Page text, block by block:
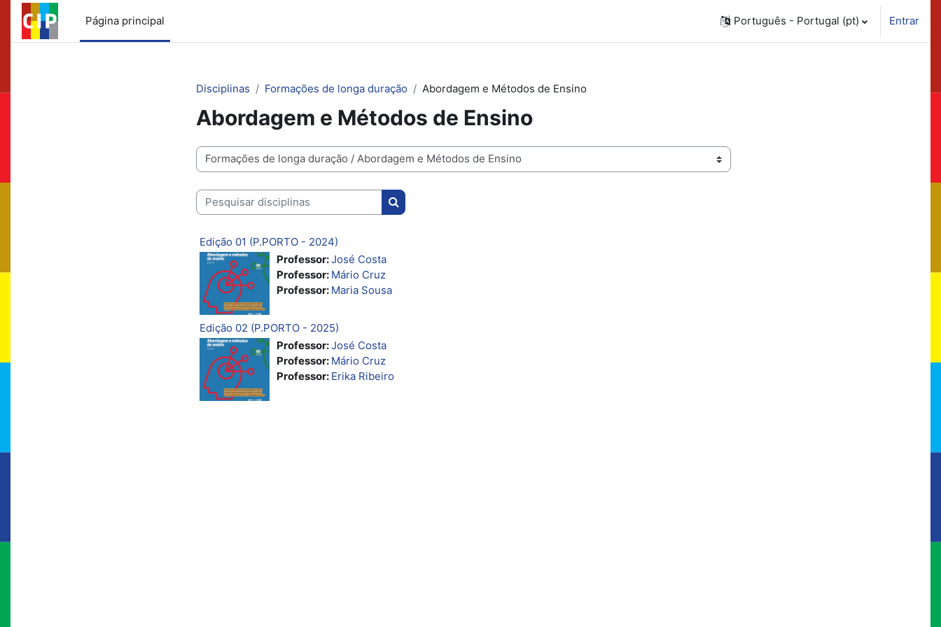
Ir para o conteúdo principal
Página principal
Português - Portugal ‎(pt)‎ Entrar
Disciplinas Formações de longa duração Abordagem e Métodos de Ensino
Abordagem e Métodos de Ensino
Categorias de disciplinas
Pesquisar disciplinas
Pesquisar disciplinas
Edição 01 (P.PORTO - 2024)
Professor:José Costa
Professor: Mário Cruz
Professor: Maria Sousa
Edição 02 (P.PORTO - 2025)
Professor:José Costa
Professor: Mário Cruz
Professor: Erika Ribeiro